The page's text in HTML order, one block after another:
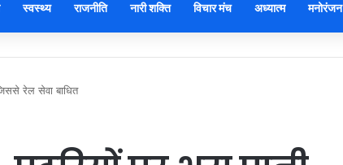
स्वस्थ्य राजनीति नारी शक्ति विचार मंच अध्यात्म मनोरंजन
रेल सेवा बाधित